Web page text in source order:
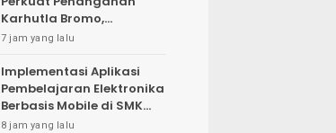
Karhutla Bromo,
Optimalkan Water
Operasi Darat
7 jam yang lalu
Implementasi Aplikasi
Pembelajaran Elektronika
Berbasis Mobile di SMK
Negeri 10 Kota Bekasi,
8 jam yang lalu